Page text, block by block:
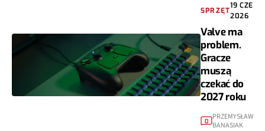
SPRZĘT
19 CZE
2026
Valve ma
problem.
Gracze
muszą
czekać do
2027 roku
0
PRZEMYSŁAW
BANASIAK